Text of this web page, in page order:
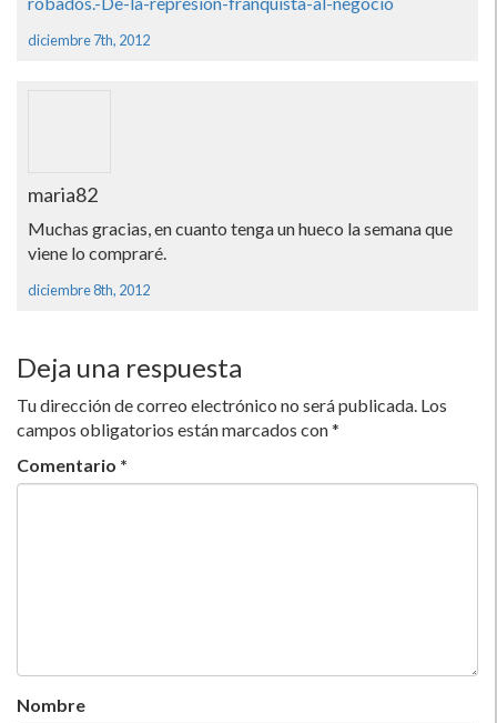
diciembre 7th, 2012
maria82
Muchas gracias, en cuanto tenga un hueco la semana que
viene lo compraré.
diciembre 8th, 2012
Deja una respuesta
Tu dirección de correo electrónico no será publicada. Los
campos obligatorios están marcados con*
Comentario *
Nombre